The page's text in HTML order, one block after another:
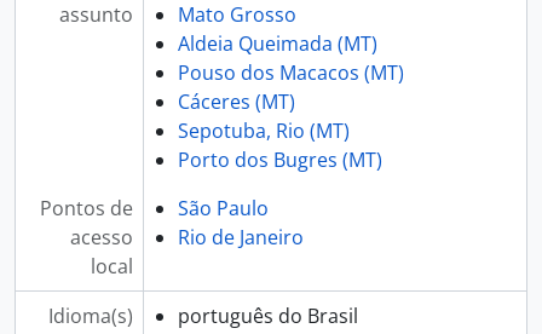
assunto
Mato Grosso
Aldeia Queimada (MT)
Pouso dos Macacos (MT)
Cáceres (MT)
Sepotuba, Rio (MT)
Porto dos Bugres (MT)
Pontos de
acesso
local
São Paulo
Rio de Janeiro
Idioma(s) português do Brasil